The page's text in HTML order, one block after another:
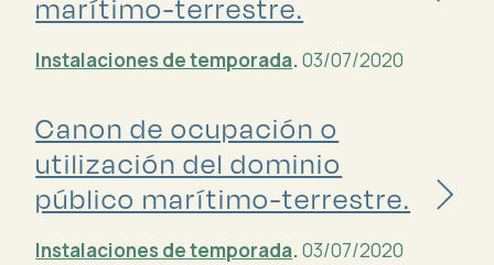
marítimo-terrestre.
Instalaciones de temporada.03/07/2020
Canon de ocupación o
utilización del dominio
público marítimo-terrestre.
Instalaciones de temporada.03/07/2020